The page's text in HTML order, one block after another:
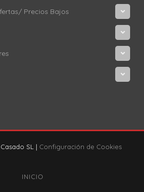
Precios Bajos
SL | Configuración de Cookies
INICIO